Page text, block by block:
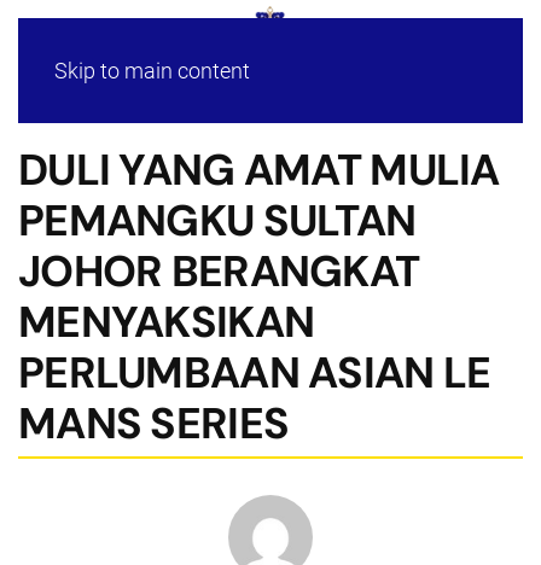
Skip to main content
DULI YANG AMAT MULIA
PEMANGKU SULTAN
JOHOR BERANGKAT
MENYAKSIKAN
PERLUMBAAN ASIAN LE
MANS SERIES